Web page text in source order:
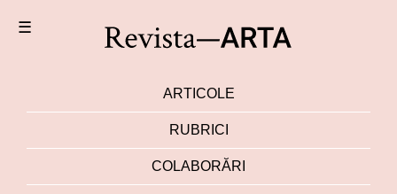
☰
ARTICOLE
RUBRICI
COLABORĂRI